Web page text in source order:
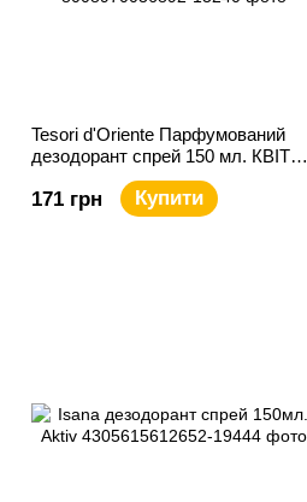
Tesori d'Oriente Парфумований
дезодорант спрей 150 мл. КВІТКА
ЛОТОСУ та олія ши
171 грн Купити